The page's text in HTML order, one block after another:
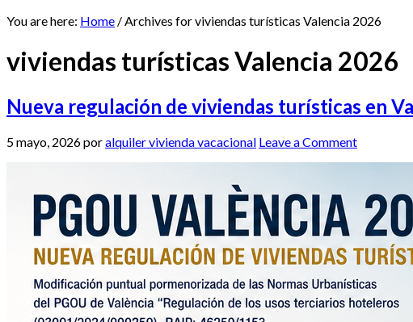
You are here: Home /Archives for viviendas turísticas Valencia 2026
viviendas turísticas Valencia 2026
Nueva regulación de viviendas turísticas en
5 mayo, 2026poralquiler vivienda vacacional Leave a Comment